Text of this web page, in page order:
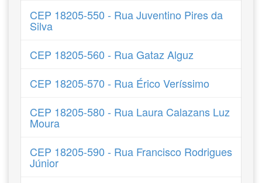
CEP 18205-550 - Rua Juventino Pires da
Silva
CEP 18205-560 - Rua Gataz Alguz
CEP 18205-570 - Rua Érico Veríssimo
CEP 18205-580 - Rua Laura Calazans Luz
Moura
CEP 18205-590 - Rua Francisco Rodrigues
Júnior